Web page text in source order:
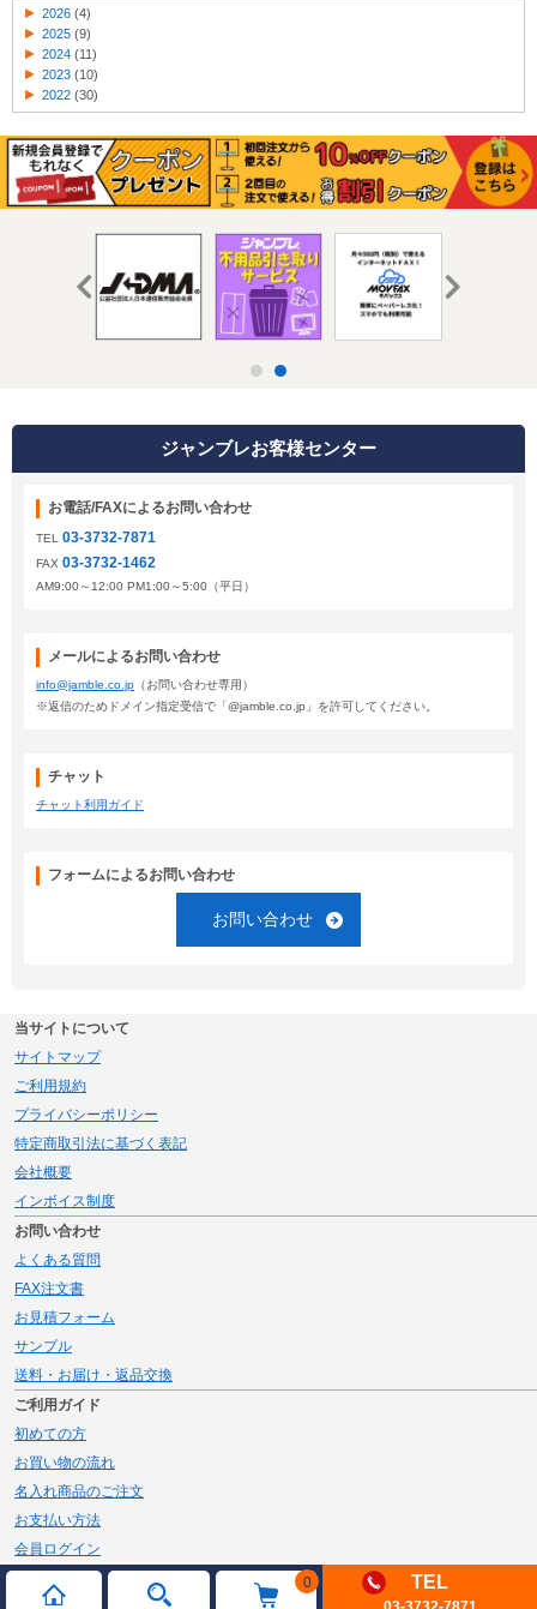
0 TEL
2026 (4)
2025 (9)
2024 (11)
2023 (10)
2022 (30)
ジャンブレお客様センター
お電話/FAXによるお問い合わせ
TEL 03-3732-7871
FAX 03-3732-1462
AM9:00～12:00 PM1:00～5:00（平日）
メールによるお問い合わせ
info@jamble.co.jp （お問い合わせ専用）
※返信のためドメイン指定受信で「@jamble.co.jp」を許可してください。
チャット
チャット利用ガイド
フォームによるお問い合わせ
お問い合わせ
当サイトについて
サイトマップ
ご利用規約
プライバシーポリシー
特定商取引法に基づく表記
会社概要
インボイス制度
お問い合わせ
よくある質問
FAX注文書
お見積フォーム
サンプル
送料・お届け・返品交換
ご利用ガイド
初めての方
お買い物の流れ
名入れ商品のご注文
お支払い方法
会員ログイン
メルマガ登録